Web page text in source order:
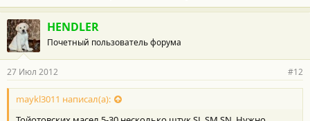
HENDLER
Почетный пользователь форума
27 Июл 2012 #12
maykl3011 написал(а):